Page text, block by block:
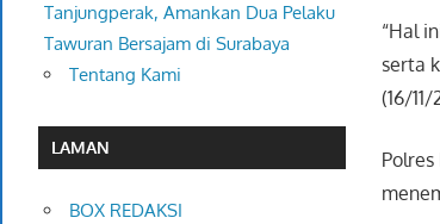
“Hal
serta
(16/
Tanjungperak, Amankan Dua Pelaku
Tawuran Bersajam di Surabaya
Tentang Kami
LAMAN
BOX REDAKSI